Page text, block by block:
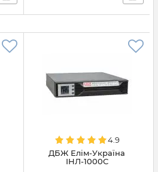
4.9
ДБЖ Елім-Україна
ІНЛ-1000С